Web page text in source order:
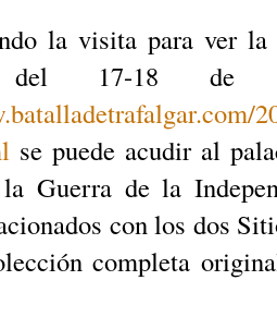
la visita para ver
del 17-18 de
se puede acudir al
Guerra de la
con los dos
completa